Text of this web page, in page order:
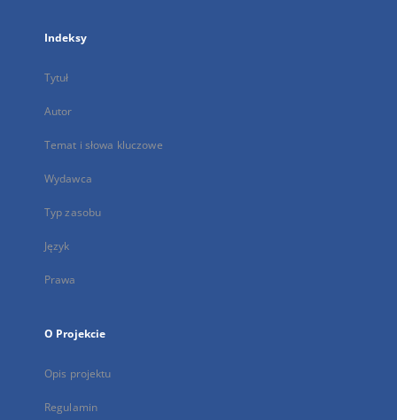
Indeksy
Tytuł
Autor
Temat i słowa kluczowe
Wydawca
Typ zasobu
Język
Prawa
O Projekcie
Opis projektu
Regulamin